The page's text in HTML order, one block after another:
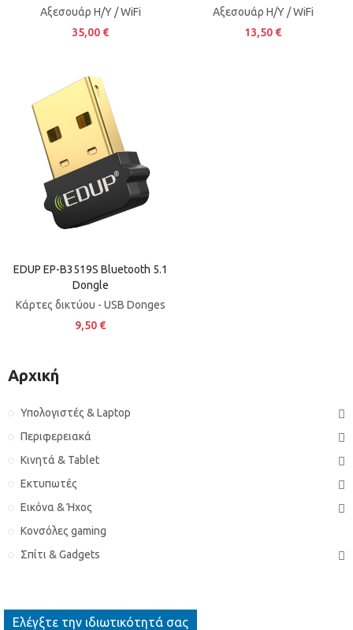
Αξεσουάρ H/Y / WiFi
35,00 €
Αξεσουάρ H/Y / WiFi
13,50 €
EDUP EP-B3519S Bluetooth 5.1
Dongle
Κάρτες δικτύου - USB Donges
9,50 €
Αρχική
Υπολογιστές & Laptop
Περιφερειακά
Κινητά & Tablet
Εκτυπωτές
Εικόνα & Ήχος
Κονσόλες gaming
Σπίτι & Gadgets
Ελέγξτε την ιδιωτικότητά σας